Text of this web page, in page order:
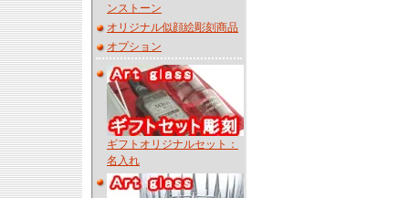
ンストーン
オリジナル似顔絵彫刻商品
オプション
ギフトオリジナルセット：
名入れ